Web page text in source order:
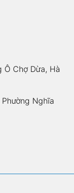
Ô Chợ Dừa, Hà
Nghĩa